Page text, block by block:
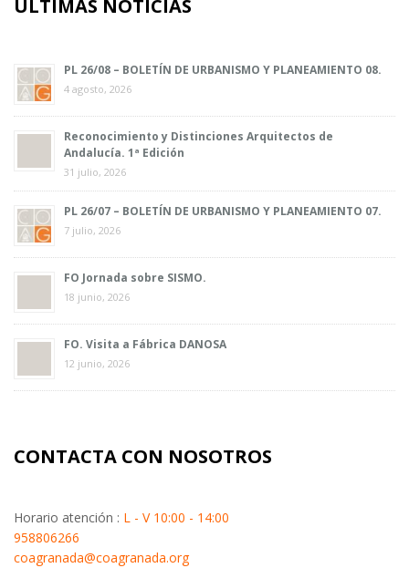
ÚLTIMAS NOTICIAS
PL 26/08 – BOLETÍN DE URBANISMO Y PLANEAMIENTO 08.
4 agosto, 2026
Reconocimiento y Distinciones Arquitectos de
Andalucía. 1ª Edición
31 julio, 2026
PL 26/07 – BOLETÍN DE URBANISMO Y PLANEAMIENTO 07.
7 julio, 2026
FO Jornada sobre SISMO.
18 junio, 2026
FO. Visita a Fábrica DANOSA
12 junio, 2026
CONTACTA CON NOSOTROS
Horario atención : L - V 10:00 - 14:00
958806266
coagranada@coagranada.org